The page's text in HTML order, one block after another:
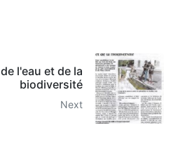
l'eau et de la
biodiversité
Next